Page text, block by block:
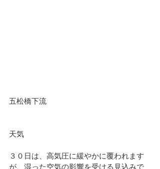
五松橋下流
天気
３０日は、高気圧に緩やかに覆われます
が、湿った空気の影響を受ける見込みで